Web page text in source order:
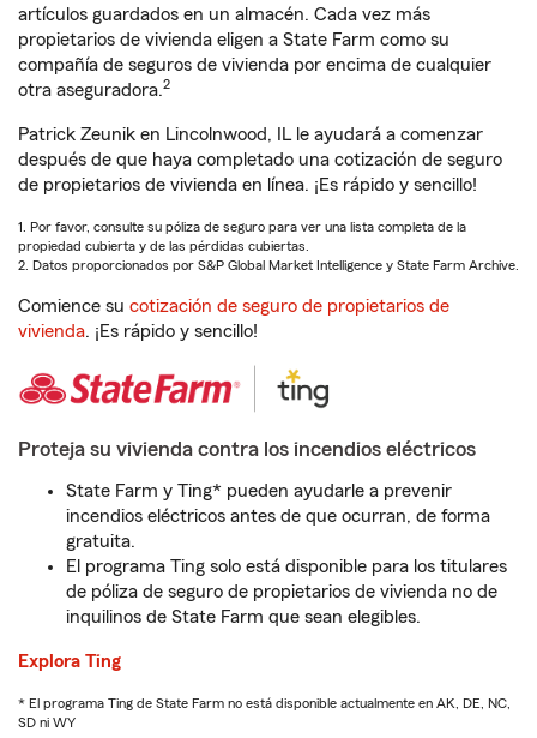
artículos guardados en un almacén. Cada vez más
propietarios de vivienda eligen a State Farm como su
compañía de seguros de vivienda por encima de cualquier
otra aseguradora.2
Patrick Zeunik en Lincolnwood, IL le ayudará a comenzar
después de que haya completado una cotización de seguro
de propietarios de vivienda en línea. ¡Es rápido y sencillo!
1. Por favor, consulte su póliza de seguro para ver una lista completa de la
propiedad cubierta y de las pérdidas cubiertas.
2. Datos proporcionados por S&P Global Market Intelligence y State Farm Archive.
Comience su cotización de seguro de propietarios de
vivienda. ¡Es rápido y sencillo!
Proteja su vivienda contra los incendios eléctricos
State Farm y Ting* pueden ayudarle a prevenir
incendios eléctricos antes de que ocurran, de forma
gratuita.
El programa Ting solo está disponible para los titulares
de póliza de seguro de propietarios de vivienda no de
inquilinos de State Farm que sean elegibles.
Explora Ting
* El programa Ting de State Farm no está disponible actualmente en AK, DE, NC,
SD ni WY